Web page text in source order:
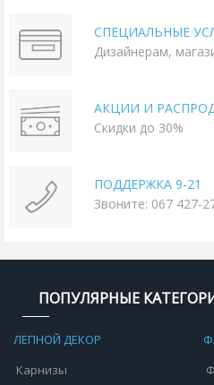
СПЕЦИАЛЬНЫЕ
Дизайнерам,
АКЦИИ И
Скидки до 30%
ПОДДЕРЖКА 9-21
Звоните: 067 427-
ПОПУЛЯРНЫЕ
ЛЕПНОЙ ДЕКОР
Карнизы